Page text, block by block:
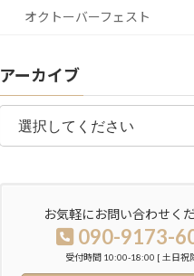
オクトーバーフェスト
アーカイブ
お気軽にお問い合わせくだ
090-9173-
受付時間 10:00-18:00 [ 土日祝